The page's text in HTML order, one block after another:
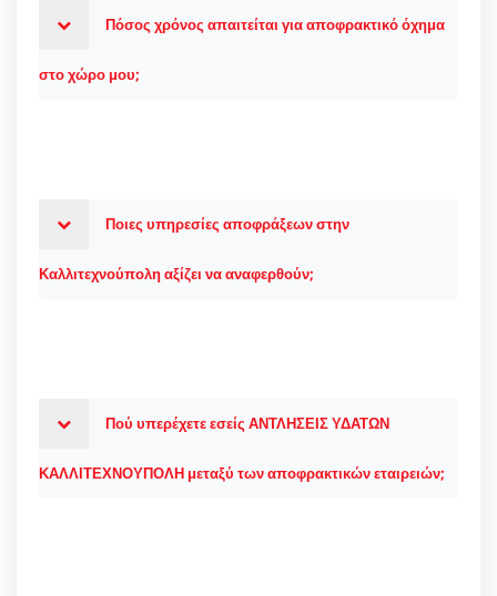
Πόσος χρόνος απαιτείται για αποφρακτικό όχημα
στο χώρο μου;
Ποιες υπηρεσίες αποφράξεων στην
Καλλιτεχνούπολη αξίζει να αναφερθούν;
Πού υπερέχετε εσείς ΑΝΤΛΗΣΕΙΣ ΥΔΑΤΩΝ
ΚΑΛΛΙΤΕΧΝΟΥΠΟΛΗ μεταξύ των αποφρακτικών εταιρειών;